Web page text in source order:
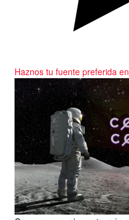
Haznos tu fuente preferida en